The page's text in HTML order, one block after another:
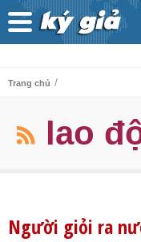
Trang chủ /
lao
Người giỏi ra